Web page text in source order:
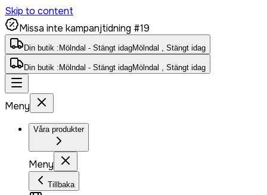
Skip to content
Missa inte kampanjtidning #19
Din butik : Mölndal - Stängt idagMölndal , Stängt idag
Din butik : Mölndal - Stängt idagMölndal , Stängt idag
Meny
Våra produkter
Meny
Tillbaka